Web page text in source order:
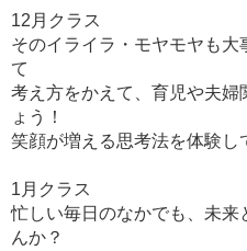
12月クラス
そのイライラ・モヤモヤも
て
考え方をかえて、育児や夫婦
ょう！
笑顔が増える思考法を体験し
1月クラス
忙しい毎日のなかでも、未
んか？